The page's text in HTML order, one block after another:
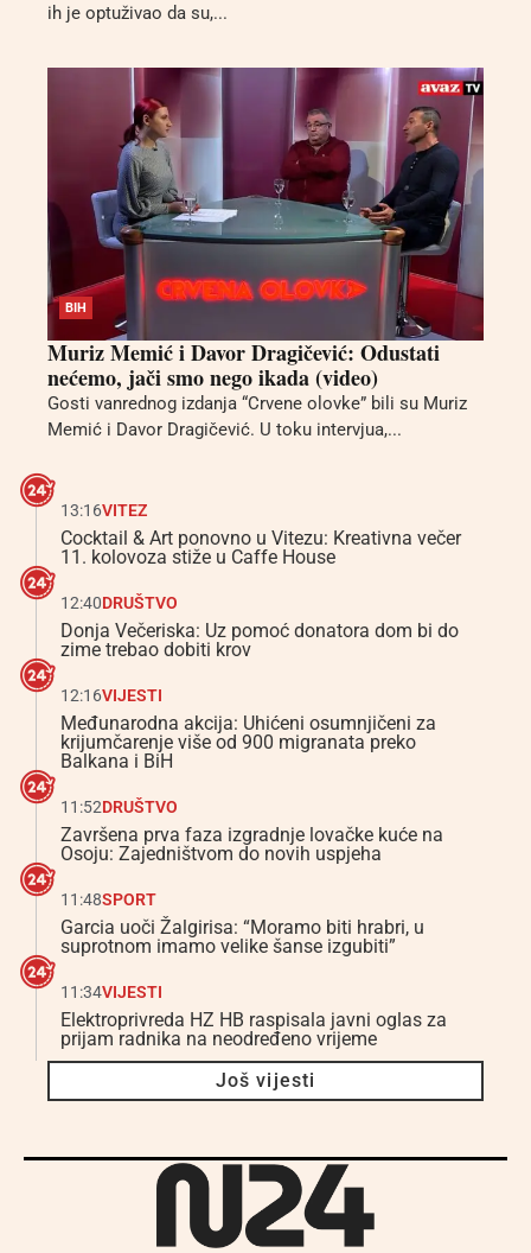
ih je optuživao da su,...
BIH
Muriz Memić i Davor Dragičević: Odustati
nećemo, jači smo nego ikada (video)
Gosti vanrednog izdanja “Crvene olovke” bili su Muriz
Memić i Davor Dragičević. U toku intervjua,...
13:16VITEZ
Cocktail & Art ponovno u Vitezu: Kreativna večer
11. kolovoza stiže u Caffe House
12:40DRUŠTVO
Donja Večeriska: Uz pomoć donatora dom bi do
zime trebao dobiti krov
12:16VIJESTI
Međunarodna akcija: Uhićeni osumnjičeni za
krijumčarenje više od 900 migranata preko
Balkana i BiH
11:52DRUŠTVO
Završena prva faza izgradnje lovačke kuće na
Osoju: Zajedništvom do novih uspjeha
11:48SPORT
Garcia uoči Žalgirisa: “Moramo biti hrabri, u
suprotnom imamo velike šanse izgubiti”
11:34VIJESTI
Elektroprivreda HZ HB raspisala javni oglas za
prijam radnika na neodređeno vrijeme
Još vijesti